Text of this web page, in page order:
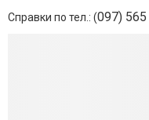
Справки по тел.: (097) 565